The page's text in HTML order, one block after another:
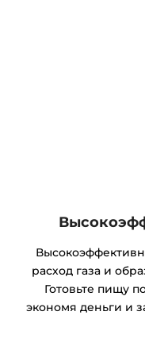
расход газа и
Готовьте пищу
экономя деньги и